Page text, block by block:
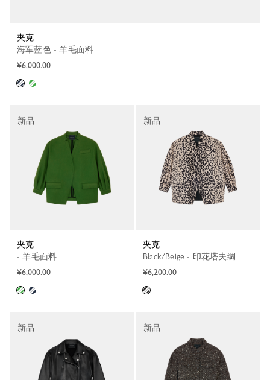
夹克
海军蓝色 - 羊毛面料
¥6,000.00
夹克
- 羊毛面料
¥6,000.00
新品
夹克
Black/Beige - 印花塔夫绸
¥6,200.00
新品
新品 新品